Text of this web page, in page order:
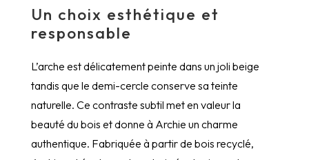
Un choix esthétique et
responsable
L’arche est délicatement peinte dans un joli beige
tandis que le demi-cercle conserve sa teinte
naturelle. Ce contraste subtil met en valeur la
beauté du bois et donne à Archie un charme
authentique. Fabriquée à partir de bois recyclé,